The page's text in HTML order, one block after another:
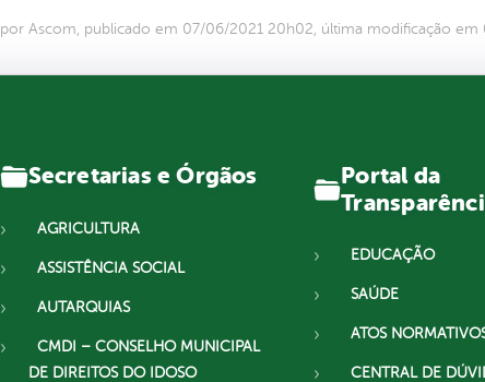
por Ascom, publicado em 07/06/2021 20h02, última modificação em
Secretarias e Órgãos
AGRICULTURA
ASSISTÊNCIA SOCIAL
AUTARQUIAS
CMDI – CONSELHO MUNICIPAL
DE DIREITOS DO IDOSO
Portal da
EDUCAÇÃO
SAÚDE
ATOS
CENTRAL DE